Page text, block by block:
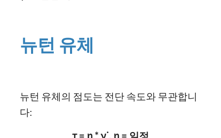
뉴턴 유체
뉴턴 유체의 점도는 전단 속도와 무관합니
다:
τ = η * γ˙, η = 일정